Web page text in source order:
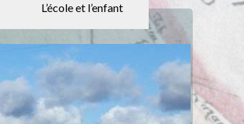
L’école et l’enfant